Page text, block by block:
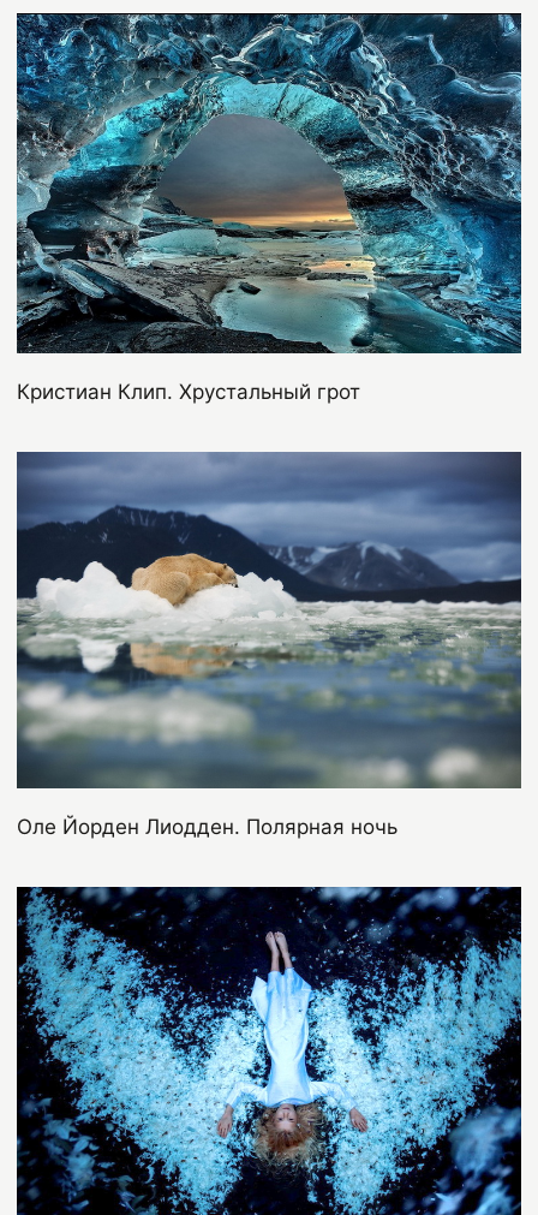
Кристиан Клип. Хрустальный грот
Оле Йорден Лиодден. Полярная ночь